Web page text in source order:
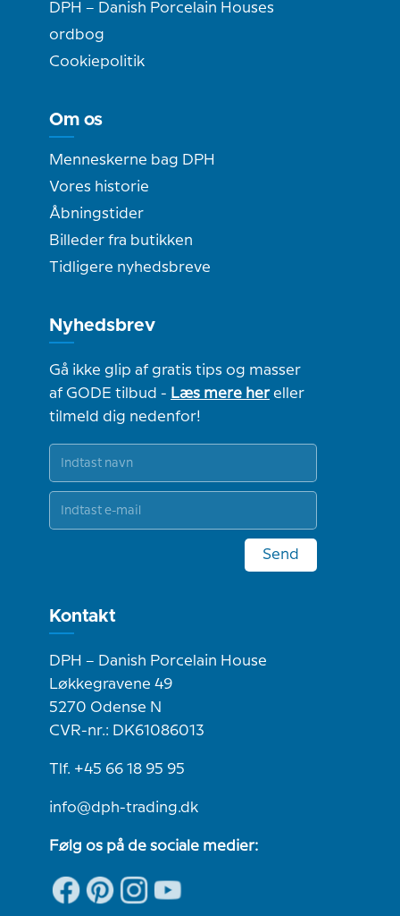
DPH – Danish Porcelain Houses
ordbog
Cookiepolitik
Om os
Menneskerne bag DPH
Vores historie
Åbningstider
Billeder fra butikken
Tidligere nyhedsbreve
Nyhedsbrev
Gå ikke glip af gratis tips og masser
af GODE tilbud - Læs mere hereller
tilmeld dig nedenfor!
Send
Kontakt
DPH – Danish Porcelain House
Løkkegravene 49
5270 Odense N
CVR-nr.: DK61086013
Tlf. +45 66 18 95 95
info@dph-trading.dk
Følg os på de sociale medier: